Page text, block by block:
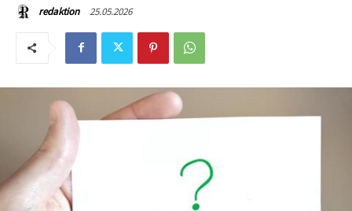
redaktion 25.05.2026